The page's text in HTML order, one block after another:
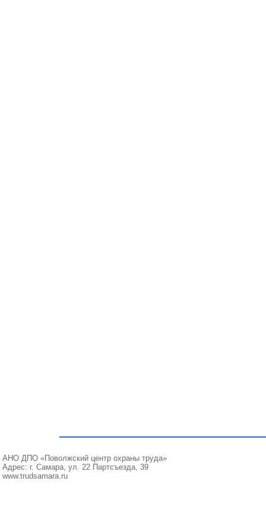
АНО ДПО «Поволжский центр охраны труда»
Адрес: г. Самара, ул. 22 Партсъезда, 39
www.trudsamara.ru